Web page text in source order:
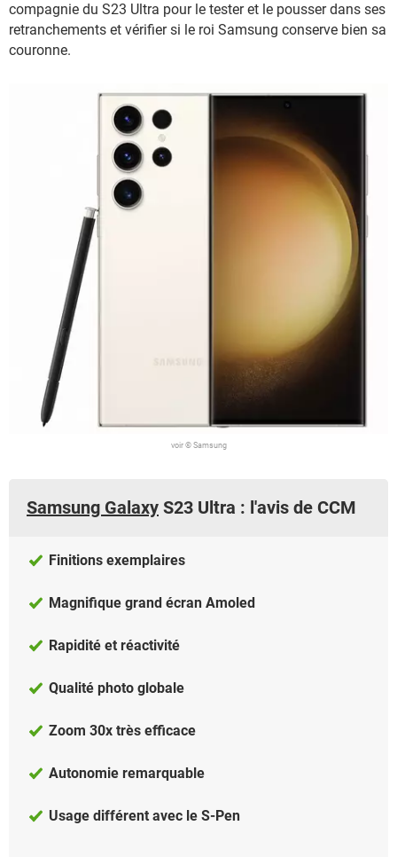
compagnie du S23 Ultra pour le tester et le pousser dans ses
retranchements et vérifier si le roi Samsung conserve bien sa
couronne.
voir © Samsung
Samsung Galaxy S23 Ultra : l'avis de CCM
Finitions exemplaires
Magnifique grand écran Amoled
Rapidité et réactivité
Qualité photo globale
Zoom 30x très efficace
Autonomie remarquable
Usage différent avec le S-Pen